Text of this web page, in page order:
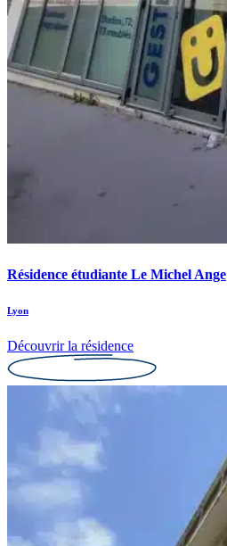
Résidence étudiante Le Michel Ange
Lyon
Découvrir la résidence